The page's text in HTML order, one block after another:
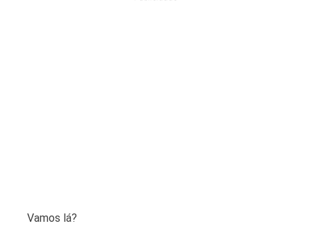
Vamos lá?